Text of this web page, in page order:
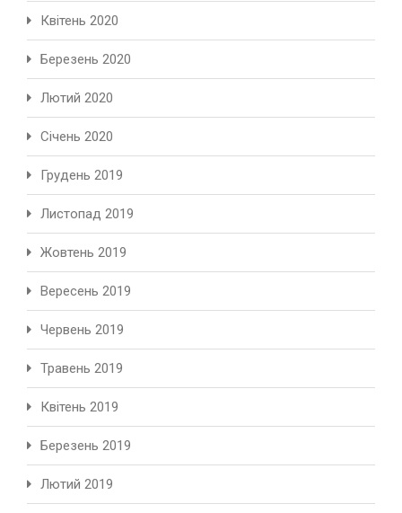
Квітень 2020
Березень 2020
Лютий 2020
Січень 2020
Грудень 2019
Листопад 2019
Жовтень 2019
Вересень 2019
Червень 2019
Травень 2019
Квітень 2019
Березень 2019
Лютий 2019